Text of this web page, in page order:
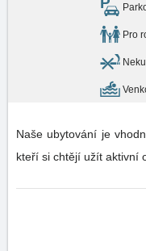
Pro
Naše ubytování je
kteří si chtějí užít aktivní